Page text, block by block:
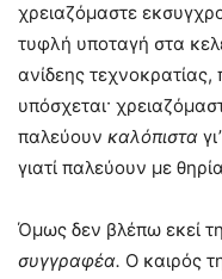
χρειαζόμαστε
τυφλή υποταγή στα
ανίδεης
υπόσχεται·
παλεύουν καλόπιστα
γιατί παλεύουν με
Όμως δεν βλέπω εκεί
συγγραφέα. O καιρός